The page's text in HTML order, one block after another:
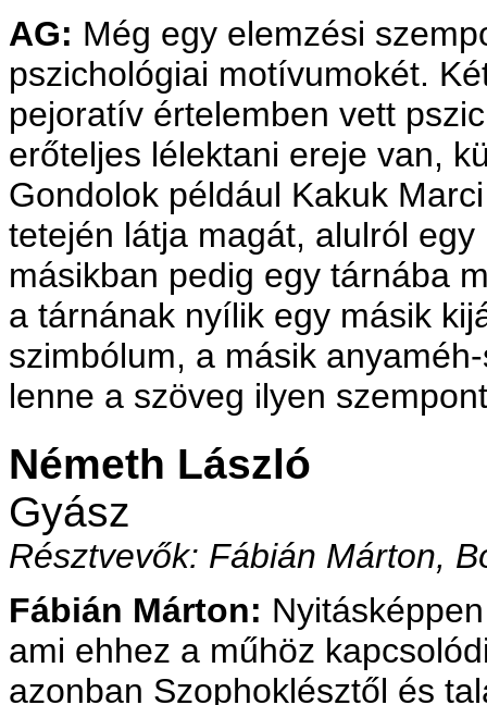
AG: Még egy elemzési
pszichológiai motívumokét.
pejoratív értelemben vett
erőteljes lélektani ereje van,
Gondolok például Kakuk
tetején látja magát, alulról
másikban pedig egy tárnába
a tárnának nyílik egy másik
szimbólum, a másik
lenne a szöveg ilyen
Németh László
Gyász
Résztvevők: Fábián Márton,
Fábián Márton:
ami ehhez a műhöz
azonban Szophoklésztől és